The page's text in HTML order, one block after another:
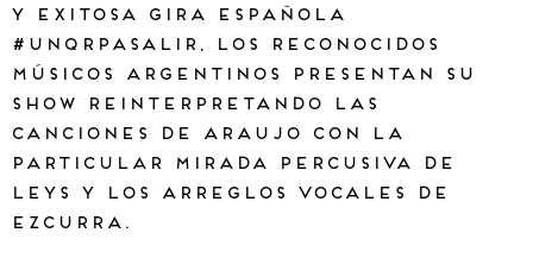
y exitosa gira Española
#unqrpasalir, los reconocidos
músicos argentinos presentan su
show reinterpretando las
canciones de Araujo con la
particular mirada percusiva de
Leys y los arreglos vocales de
Ezcurra.